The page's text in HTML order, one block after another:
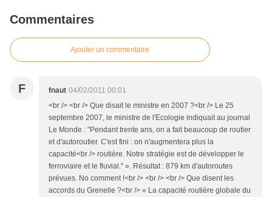
Commentaires
Ajouter un commentaire
F fnaut 04/02/2011 00:01
<br /> <br /> Que disait le ministre en 2007 ?<br /> Le 25
septembre 2007, le ministre de l'Ecologie indiquait au journal
Le Monde : "Pendant trente ans, on a fait beaucoup de routier
et d'autoroutier. C'est fini : on n'augmentera plus la
capacité<br /> routière. Notre stratégie est de développer le
ferroviaire et le fluvial." ». Résultat : 879 km d'autoroutes
prévues. No comment !<br /> <br /> <br /> Que disent les
accords du Grenelle ?<br /> « La capacité routière globale du